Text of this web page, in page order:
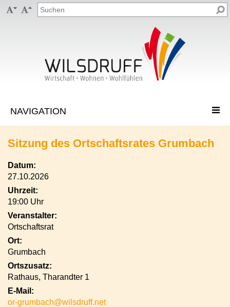
 
Sitzung des Ortschaftsrates Grumbach
Datum:
27.10.2026
Uhrzeit:
19:00 Uhr
Veranstalter:
Ortschaftsrat
Ort:
Grumbach
Ortszusatz:
Rathaus, Tharandter 1
E-Mail:
or-grumbach@wilsdruff.net